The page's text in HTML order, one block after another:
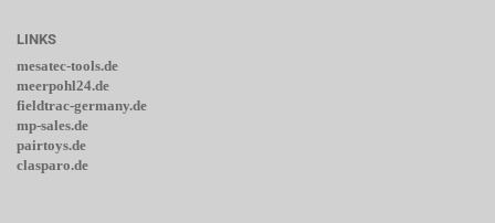
LINKS
mesatec-tools.de
meerpohl24.de
fieldtrac-germany.de
mp-sales.de
pairtoys.de
clasparo.de